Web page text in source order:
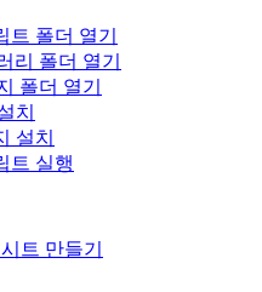
트 폴더 열기
리 폴더 열기
폴더 열기
치
설치
트 실행
트 만들기